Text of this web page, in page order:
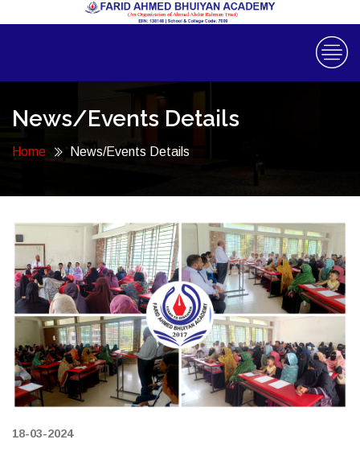
News/Events Details
Home News/Events Details
18-03-2024